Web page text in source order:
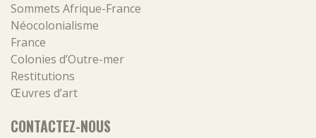
Sommets Afrique-France
Néocolonialisme
France
Colonies d’Outre-mer
Restitutions
Œuvres d’art
CONTACTEZ-NOUS